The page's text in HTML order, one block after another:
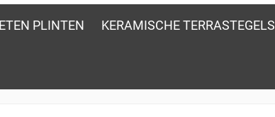
PLINTEN KERAMISCHE TERRASTEGELS